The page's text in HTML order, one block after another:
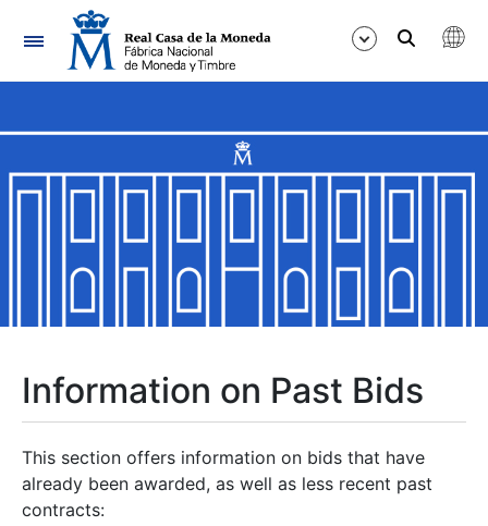
Navigation
Show/Hide
Show/Hide
Show/Hide
Information on Past Bids
This section offers information on bids that have
already been awarded, as well as less recent past
contracts: